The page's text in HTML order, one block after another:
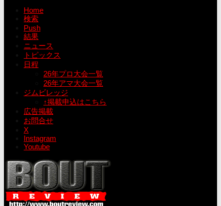
Home
検索
Push
結果
ニュース
トピックス
日程
26年プロ大会一覧
26年アマ大会一覧
ジムビレッジ
↑掲載申込はこちら
広告掲載
お問合せ
X
Instagram
Youtube